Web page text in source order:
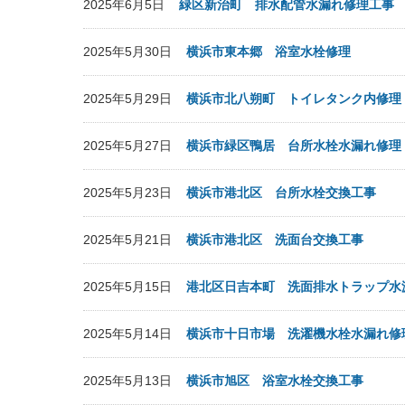
2025年6月5日 緑区新治町 排水配管水漏れ修理工事
2025年5月30日 横浜市東本郷 浴室水栓修理
2025年5月29日 横浜市北八朔町 トイレタンク内修理
2025年5月27日 横浜市緑区鴨居 台所水栓水漏れ修理
2025年5月23日 横浜市港北区 台所水栓交換工事
2025年5月21日 横浜市港北区 洗面台交換工事
2025年5月15日 港北区日吉本町 洗面排水トラップ水
2025年5月14日 横浜市十日市場 洗濯機水栓水漏れ修
2025年5月13日 横浜市旭区 浴室水栓交換工事